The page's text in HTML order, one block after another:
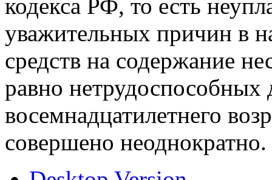
кодекса РФ, то есть
уважительных причин в
средств на содержание
равно нетрудоспособных
восемнадцатилетнего
совершено неоднократно.